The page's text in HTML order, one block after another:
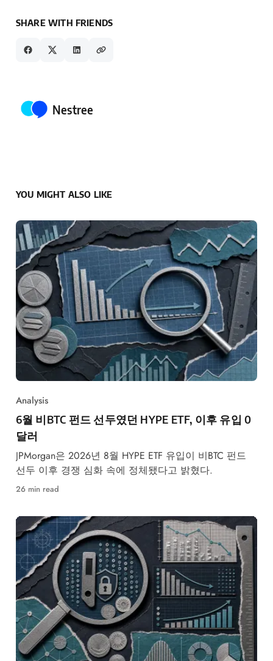
SHARE WITH FRIENDS
Posted by
Nestree
YOU MIGHT ALSO LIKE
Analysis
6월 비BTC 펀드 선두였던 HYPE ETF, 이후 유입 0
달러
JPMorgan은 2026년 8월 HYPE ETF 유입이 비BTC 펀드
선두 이후 경쟁 심화 속에 정체됐다고 밝혔다.
26 min read